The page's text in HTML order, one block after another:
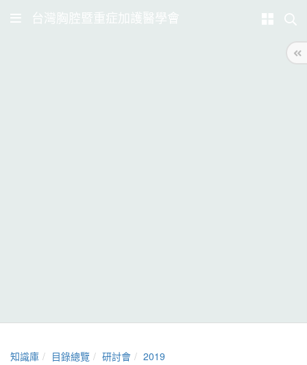
台灣胸腔暨重症加護醫學會
知識庫 目錄總覽 研討會
2019